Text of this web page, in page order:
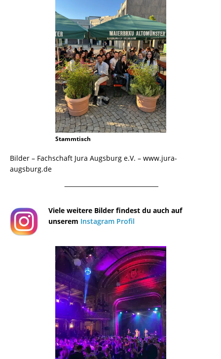
Stammtisch
Bilder – Fachschaft Jura Augsburg e.V. – www.jura-
augsburg.de
¯¯¯¯¯¯¯¯¯¯¯¯¯¯¯¯¯¯¯¯¯¯¯¯¯¯¯¯¯¯¯¯¯¯¯¯¯¯
Viele weitere Bilder findest du auch auf
unserem Instagram Profil